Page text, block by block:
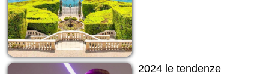
2024 le tendenze